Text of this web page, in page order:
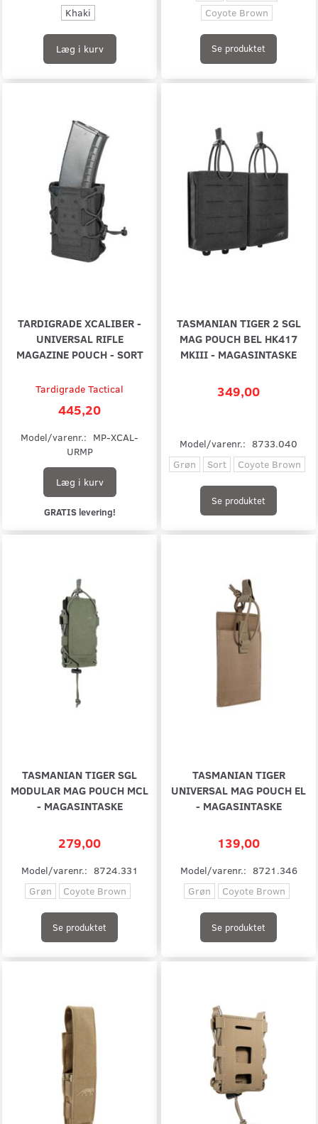
Khaki
Læg i kurv
Coyote Brown
Se produktet
TARDIGRADE XCALIBER -
UNIVERSAL RIFLE
MAGAZINE POUCH - SORT
Tardigrade Tactical
445,20
Model/varenr.: MP-XCAL-
URMP
Læg i kurv
GRATIS levering!
TASMANIAN TIGER 2 SGL
MAG POUCH BEL HK417
MKIII - MAGASINTASKE
349,00
Model/varenr.: 8733.040
Grøn
Sort Coyote Brown
Se produktet
TASMANIAN TIGER SGL
MODULAR MAG POUCH MCL
- MAGASINTASKE
279,00
Model/varenr.: 8724.331
Grøn
Coyote Brown
Se produktet
TASMANIAN TIGER
UNIVERSAL MAG POUCH EL
- MAGASINTASKE
139,00
Model/varenr.: 8721.346
Grøn
Coyote Brown
Se produktet